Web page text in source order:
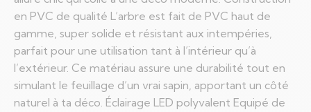
en PVC de qualité L’arbre est fait de PVC haut de
gamme, super solide et résistant aux intempéries,
parfait pour une utilisation tant à l’intérieur qu’à
l’extérieur. Ce matériau assure une durabilité tout en
simulant le feuillage d’un vrai sapin, apportant un côté
naturel à ta déco. Éclairage LED polyvalent Equipé de